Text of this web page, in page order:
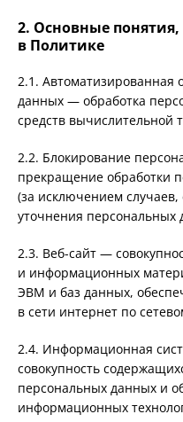
2. Основные
в Политике
2.1. Автоматизированная
данных — обработка
средств вычислительной
2.2. Блокирование
прекращение обработки
(за исключением случаев,
уточнения персональных
2.3. Веб-сайт —
и информационных
ЭВМ и баз данных,
в сети интернет по
2.4. Информационная
совокупность
персональных данных и
информационных